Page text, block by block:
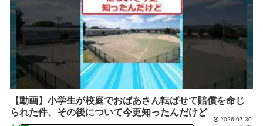
【動画】小学生が校庭でおばあさん転ばせて賠償を命じ
られた件、その後について今更知ったんだけど
2026.07.30